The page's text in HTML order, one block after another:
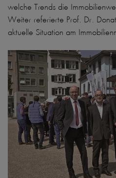
welche Trends die
Weiter referierte Prof. Dr.
aktuelle Situation am